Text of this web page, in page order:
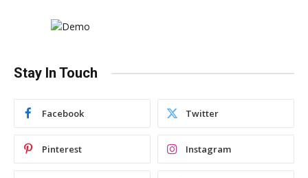
Stay In Touch
Facebook Twitter
Pinterest Instagram